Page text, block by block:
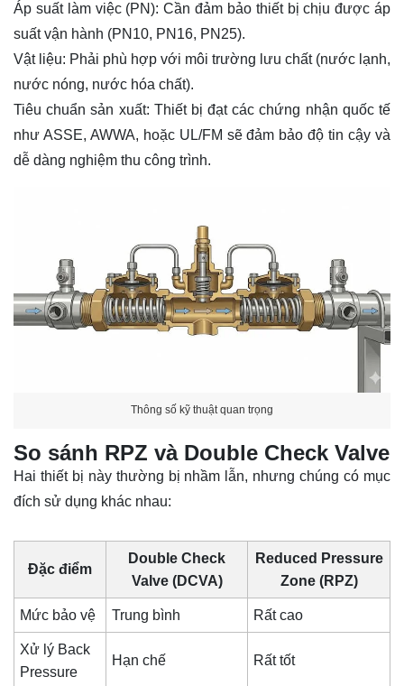
Áp suất làm việc (PN): Cần đảm bảo thiết bị chịu được áp
suất vận hành (PN10, PN16, PN25).
Vật liệu: Phải phù hợp với môi trường lưu chất (nước lạnh,
nước nóng, nước hóa chất).
Tiêu chuẩn sản xuất: Thiết bị đạt các chứng nhận quốc tế
như ASSE, AWWA, hoặc UL/FM sẽ đảm bảo độ tin cậy và
dễ dàng nghiệm thu công trình.
Thông số kỹ thuật quan trọng
So sánh RPZ và Double Check Valve
Hai thiết bị này thường bị nhầm lẫn, nhưng chúng có mục
đích sử dụng khác nhau:
Đặc điểm
Double Check
Valve (DCVA)
Reduced Pressure
Zone (RPZ)
Mức bảo vệ Trung bình Rất cao
Xử lý Back
Pressure
Hạn chế Rất tốt